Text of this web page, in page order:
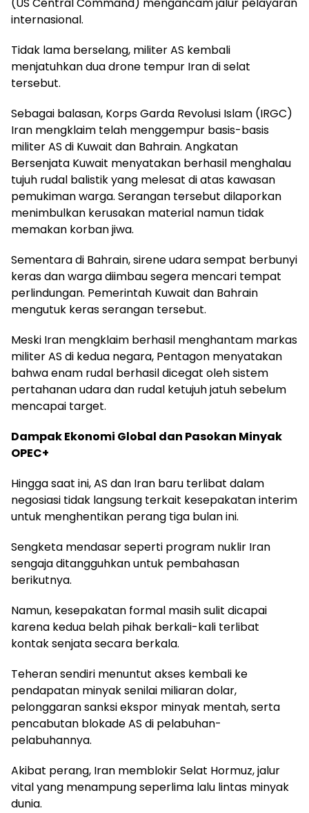
(US Central Command) mengancam jalur pelayaran
internasional.
Tidak lama berselang, militer AS kembali
menjatuhkan dua drone tempur Iran di selat
tersebut.
Sebagai balasan, Korps Garda Revolusi Islam (IRGC)
Iran mengklaim telah menggempur basis-basis
militer AS di Kuwait dan Bahrain. Angkatan
Bersenjata Kuwait menyatakan berhasil menghalau
tujuh rudal balistik yang melesat di atas kawasan
pemukiman warga. Serangan tersebut dilaporkan
menimbulkan kerusakan material namun tidak
memakan korban jiwa.
Sementara di Bahrain, sirene udara sempat berbunyi
keras dan warga diimbau segera mencari tempat
perlindungan. Pemerintah Kuwait dan Bahrain
mengutuk keras serangan tersebut.
Meski Iran mengklaim berhasil menghantam markas
militer AS di kedua negara, Pentagon menyatakan
bahwa enam rudal berhasil dicegat oleh sistem
pertahanan udara dan rudal ketujuh jatuh sebelum
mencapai target.
Dampak Ekonomi Global dan Pasokan Minyak
OPEC+
Hingga saat ini, AS dan Iran baru terlibat dalam
negosiasi tidak langsung terkait kesepakatan interim
untuk menghentikan perang tiga bulan ini.
Sengketa mendasar seperti program nuklir Iran
sengaja ditangguhkan untuk pembahasan
berikutnya.
Namun, kesepakatan formal masih sulit dicapai
karena kedua belah pihak berkali-kali terlibat
kontak senjata secara berkala.
Teheran sendiri menuntut akses kembali ke
pendapatan minyak senilai miliaran dolar,
pelonggaran sanksi ekspor minyak mentah, serta
pencabutan blokade AS di pelabuhan-
pelabuhannya.
Akibat perang, Iran memblokir Selat Hormuz, jalur
vital yang menampung seperlima lalu lintas minyak
dunia.